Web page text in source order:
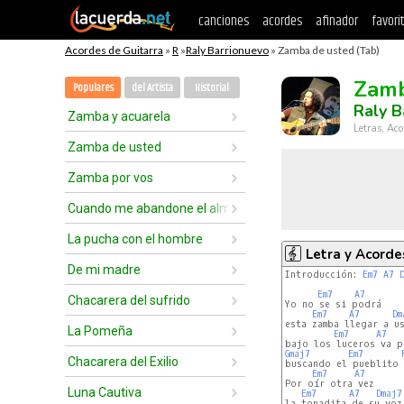
canciones acordes afinador
Acordes de Guitarra » R »Raly Barrionuevo » Zamba de usted (Tab)
Populares del Artista Historial
Zamba y acuarela
Zamba de usted
Zamba por vos
Cuando me abandone el alma
La pucha con el hombre
De mi madre
Chacarera del sufrido
La Pomeña
Chacarera del Exilio
Luna Cautiva
Raly
Letras,
Letra y
Introducción: Em7 A7
Em7
A7
Yo no se si podrá
Em7
A7
esta zamba llegar a
Em7
A7
Gmaj7
Em7
buscando el pueblito
Em7
A7
Por oír otra vez
Em7
A7
Dmaj7